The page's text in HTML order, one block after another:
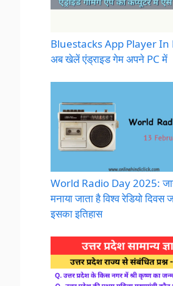
Bluestacks App Player
अब खेलें एंड्राइड गेम अपने PC में
World Radio Day 2025:
मनाया जाता है विश्व रेडियो दिवस
इसका इतिहास